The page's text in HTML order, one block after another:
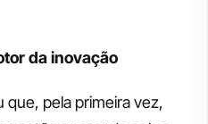
da inovação
que, pela primeira vez,